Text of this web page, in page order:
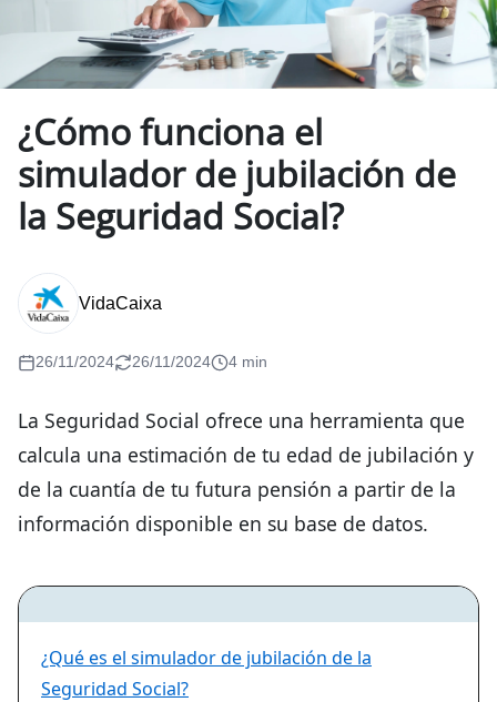
¿Cómo funciona el
simulador de jubilación de
la Seguridad Social?
VidaCaixa
26/11/2024 26/11/2024 4 min
La Seguridad Social ofrece una herramienta que
calcula una estimación de tu edad de jubilación y
de la cuantía de tu futura pensión a partir de la
información disponible en su base de datos.
¿Qué es el simulador de jubilación de la
Seguridad Social?